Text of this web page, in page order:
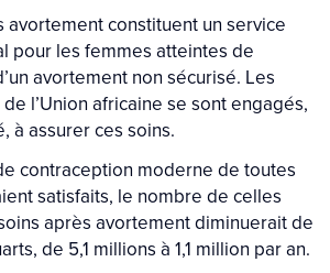
avortement constituent un service
pour les femmes atteintes de
avortement non sécurisé. Les
l’Union africaine se sont engagés,
à assurer ces soins.
contraception moderne de toutes
satisfaits, le nombre de celles
après avortement diminuerait de
de 5,1 millions à 1,1 million par an.